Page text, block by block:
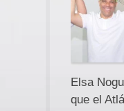
Elsa
que el